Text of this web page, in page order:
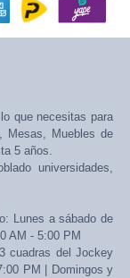
que necesitas para
Mesas, Muebles de
5 años.
universidades,
Lunes a sábado de
AM - 5:00 PM
cuadras del Jockey
PM | Domingos y